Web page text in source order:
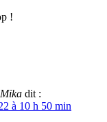
!
Mika dit :
à 10 h 50 min